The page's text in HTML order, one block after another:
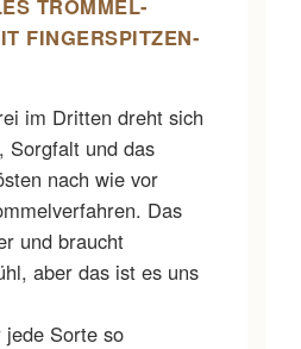
TROMMEL­
FINGERSPITZEN­
im Dritten dreht sich
Sorgfalt und das
nach wie vor
Das
und braucht
aber das ist es uns
Sorte so